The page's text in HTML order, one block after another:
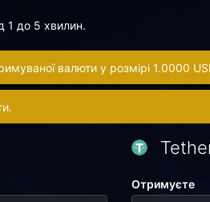
1 до 5 хвилин.
валюти у розмірі 1.0000
Отримуєте